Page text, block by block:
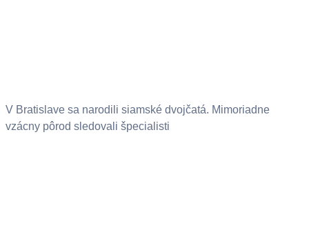
V Bratislave sa narodili siamské dvojčatá. Mimoriadne
vzácny pôrod sledovali špecialisti